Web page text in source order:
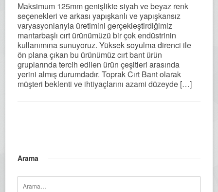
Maksimum 125mm genişlikte siyah ve beyaz renk
seçenekleri ve arkası yapışkanlı ve yapışkansız
varyasyonlarıyla üretimini gerçekleştirdiğimiz
mantarbaşlı cırt ürünümüzü bir çok endüstrinin
kullanımına sunuyoruz. Yüksek soyulma direnci ile
ön plana çıkan bu ürünümüz cırt bant ürün
gruplarında tercih edilen ürün çeşitleri arasında
yerini almış durumdadır. Toprak Cırt Bant olarak
müşteri beklenti ve ihtiyaçlarını azami düzeyde […]
Arama